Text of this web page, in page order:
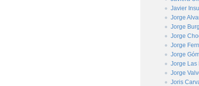
Javier
Jorge
Jorge
Jorge
Jorge
Jorge
Jorge Las
Jorge
Joris